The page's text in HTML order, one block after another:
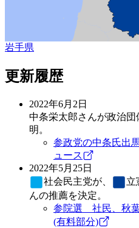
岩手県
更新履歴
2022年6月2日
中条栄太郎さんが政治
明。
参政党の中条氏出
ュース
2022年5月25日
社会民主党が、 立
んの推薦を決定。
参院選 社民、秋
(有料部分)